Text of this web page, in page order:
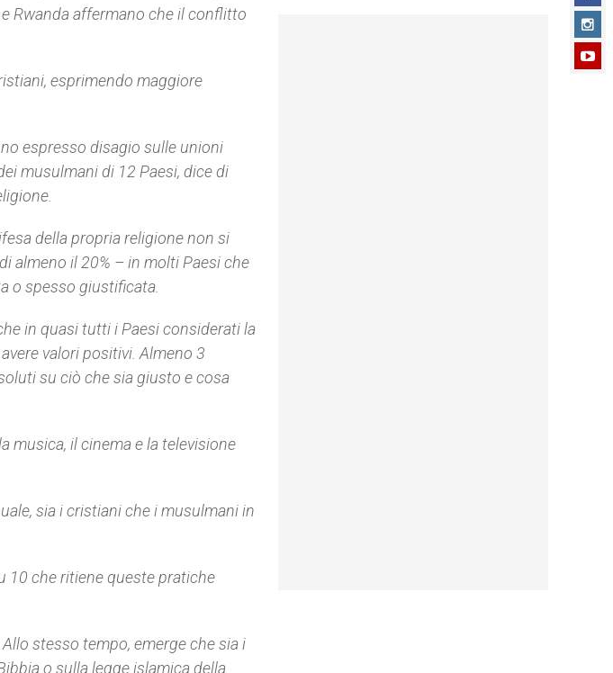
Rwanda affermano che il conflitto
esprimendo maggiore
espresso disagio sulle unioni
musulmani di 12 Paesi, dice di
della propria religione non si
almeno il 20% – in molti Paesi che
o spesso giustificata.
in quasi tutti i Paesi considerati la
valori positivi. Almeno 3
su ciò che sia giusto e cosa
musica, il cinema e la televisione
sia i cristiani che i musulmani in
10 che ritiene queste pratiche
stesso tempo, emerge che sia i
o sulla legge islamica della